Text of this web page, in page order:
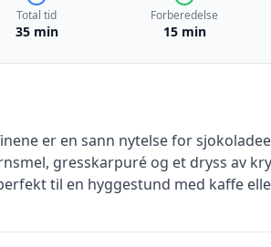
Total tid
35 min
Forberedelse
15 min
er en sann nytelse for
gresskarpuré og et dryss av
til en hyggestund med kaffe